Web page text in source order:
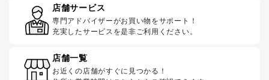
店舗サービス
専門アドバイザーがお買い物をサポート！
充実したサービスを是非ご利用ください。
店舗一覧
お近くの店舗がすぐに見つかる！